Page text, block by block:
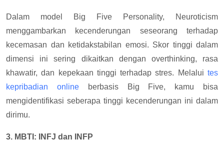
Dalam model Big Five Personality, Neuroticism
menggambarkan kecenderungan seseorang terhadap
kecemasan dan ketidakstabilan emosi. Skor tinggi dalam
dimensi ini sering dikaitkan dengan overthinking, rasa
khawatir, dan kepekaan tinggi terhadap stres. Melalui tes
kepribadian onlineberbasis Big Five, kamu bisa
mengidentifikasi seberapa tinggi kecenderungan ini dalam
dirimu.
3. MBTI: INFJ dan INFP